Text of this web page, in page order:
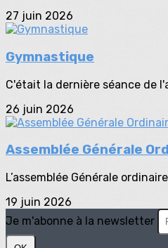
27 juin 2026
Gymnastique
C'était la dernière séance de
26 juin 2026
Assemblée Générale
L’assemblée Générale
19 juin 2026
Je m'abonne à la newsletter